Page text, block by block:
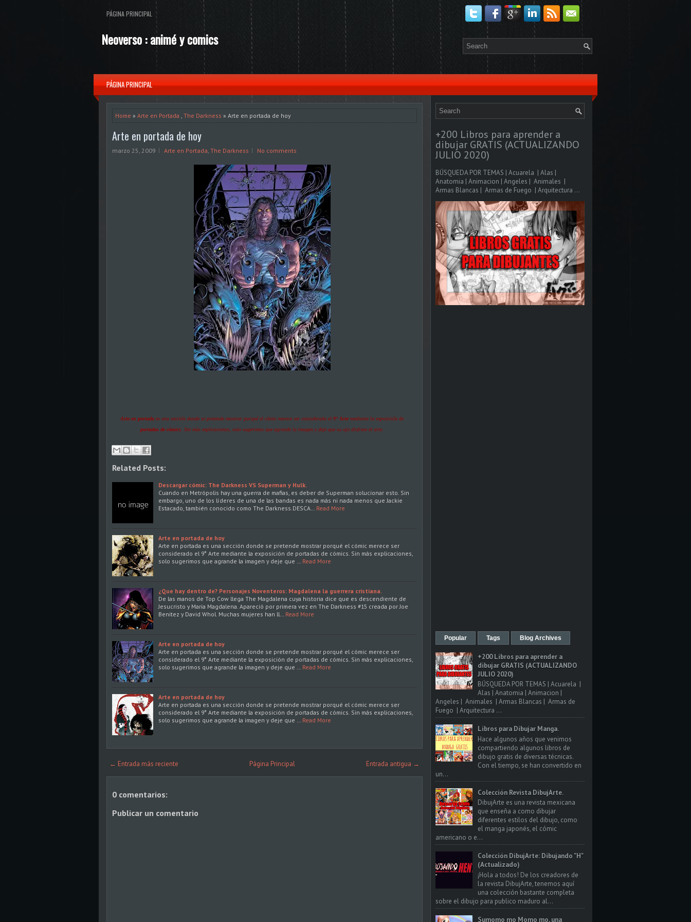
PÁGINA PRINCIPAL
Neoverso : animé y comics
PÁGINA PRINCIPAL
Home » Arte en Portada , The Darkness » Arte en portada de hoy
Arte en portada de hoy
marzo 25, 2009 Arte en Portada, The Darkness No comments
Arte en portada es una sección donde se pretende mostrar porqué el cómic merece ser considerado el 9° Arte mediante la exposición de
portadas de cómics . Sin más explicaciones, solo sugerimos que agrande la imagen y deje que su ojo disfrute el arte.
Related Posts:
Descargar cómic: The Darkness VS Superman y Hulk.
Cuando en Metrópolis hay una guerra de mafias, es deber de Superman solucionar esto. Sin
embargo, uno de los líderes de una de las bandas es nada más ni nada menos que Jackie
Estacado, también conocido como The Darkness.DESCA…
Read More
Arte en portada de hoy
Arte en portada es una sección donde se pretende mostrar porqué el cómic merece ser
considerado el 9° Arte mediante la exposición de portadas de cómics. Sin más explicaciones,
solo sugerimos que agrande la imagen y deje que …
Read More
¿Que hay dentro de? Personajes Noventeros: Magdalena la guerrera cristiana.
De las manos de Top Cow llega The Magdalena cuya historia dice que es descendiente de
Jesucristo y Maria Magdalena. Apareció por primera vez en The Darkness #15 creada por Joe
Benitez y David Whol. Muchas mujeres han ll…
Read More
Arte en portada de hoy
Arte en portada es una sección donde se pretende mostrar porqué el cómic merece ser
considerado el 9° Arte mediante la exposición de portadas de cómics. Sin más explicaciones,
solo sugerimos que agrande la imagen y deje que …
Read More
Arte en portada de hoy
Arte en portada es una sección donde se pretende mostrar porqué el cómic merece ser
considerado el 9° Arte mediante la exposición de portadas de cómics. Sin más explicaciones,
solo sugerimos que agrande la imagen y deje que …
Read More
← Entrada más reciente Entrada antigua →
Página Principal
0 comentarios:
Publicar un comentario
+200 Libros para aprender a
dibujar GRATIS (ACTUALIZANDO
JULIO 2020)
BÚSQUEDA POR TEMAS | Acuarela | Alas |
Anatomia | Animacion | Angeles | Animales |
Armas Blancas | Armas de Fuego | Arquitectura ...
Popular Tags Blog Archives
+200 Libros para aprender a
dibujar GRATIS (ACTUALIZANDO
JULIO 2020)
BÚSQUEDA POR TEMAS | Acuarela |
Alas | Anatomia | Animacion |
Angeles | Animales | Armas Blancas | Armas de
Fuego | Arquitectura ...
Libros para Dibujar Manga.
Hace algunos años que venimos
compartiendo algunos libros de
dibujo gratis de diversas técnicas.
Con el tiempo, se han convertido en
un...
Colección Revista DibujArte.
DibujArte es una revista mexicana
que enseña a como dibujar
diferentes estilos del dibujo, como
el manga japonés, el cómic
americano o e...
Colección DibujArte: Dibujando "H"
(Actualizado)
¡Hola a todos! De los creadores de
la revista DibujArte, tenemos aquí
una colección bastante completa
sobre el dibujo para publico maduro al...
Sumomo mo Momo mo, una